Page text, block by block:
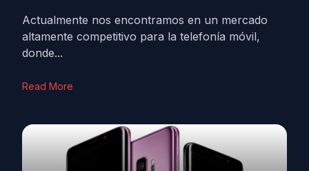
Actualmente nos encontramos en un mercado
altamente competitivo para la telefonía móvil,
donde...
Read More